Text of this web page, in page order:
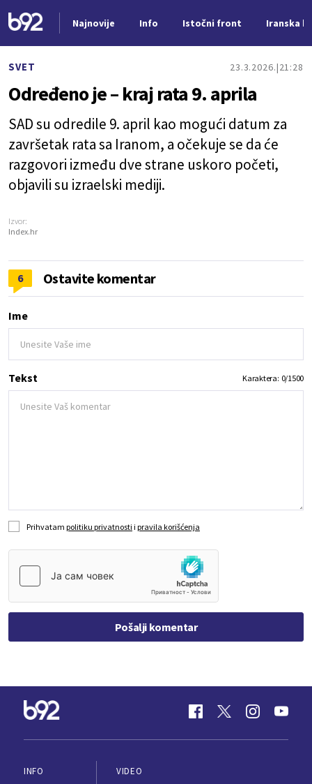
Najnovije Info Istočni front Iranska
SVET 23.3.2026. 21:28
Određeno je – kraj rata 9. aprila
SAD su odredile 9. april kao mogući datum za
završetak rata sa Iranom, a očekuje se da će
razgovori između dve strane uskoro početi,
objavili su izraelski mediji.
Izvor:
Index.hr
6 Ostavite komentar
Ime
Tekst Karaktera: 0/1500
Prihvatam politiku privatnosti i pravila korišćenja
Pošalji komentar
INFO
VIDEO